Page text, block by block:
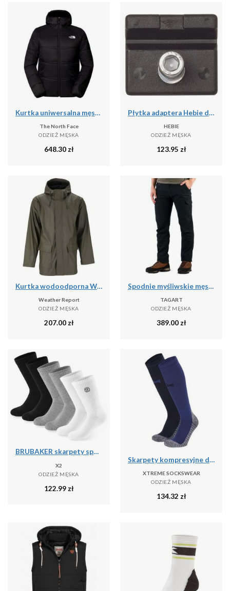
Kurtka uniwersalna męska The North Face Quest Ins
The North Face
ODZIEŻ MĘSKA
648.30zł
Płytka adaptera Hebie do podwójnej stopki
HEBIE
ODZIEŻ MĘSKA
123.95 zł
Kurtka wodoodporna Weather Report Torsten
Weather Report
ODZIEŻ MĘSKA
207.00zł
Spodnie myśliwskie męskie Tagart Enduro 2 Ripstop wygodne bojówki
TAGART
ODZIEŻ MĘSKA
389.00zł
BRUBAKER skarpety sportowe 6 par unisex oddychające retro - Mix kolorów
X2
ODZIEŻ MĘSKA
122.99 zł
Skarpety kompresyjne do biegania Xtreme, 2 par, Multi Niebieski
XTREME SOCKSWEAR
ODZIEŻ MĘSKA
134.32 zł